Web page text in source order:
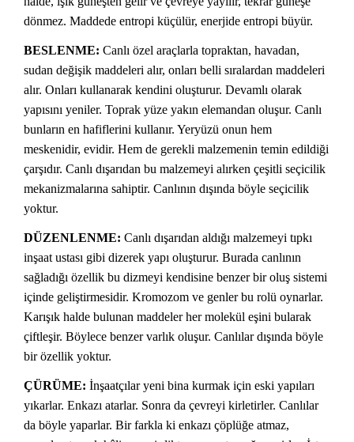
dönmez. Maddede entropi küçülür, enerjide entropi büyür.
BESLENME: Canlı özel araçlarla topraktan, havadan,
sudan değişik maddeleri alır, onları belli sıralardan maddeleri
alır. Onları kullanarak kendini oluşturur. Devamlı olarak
yapısını yeniler. Toprak yüze yakın elemandan oluşur. Canlı
bunların en hafiflerini kullanır. Yeryüzü onun hem
meskenidir, evidir. Hem de gerekli malzemenin temin edildiği
çarşıdır. Canlı dışarıdan bu malzemeyi alırken çeşitli seçicilik
mekanizmalarına sahiptir. Canlının dışında böyle seçicilik
yoktur.
DÜZENLENME: Canlı dışarıdan aldığı malzemeyi tıpkı
inşaat ustası gibi dizerek yapı oluşturur. Burada canlının
sağladığı özellik bu dizmeyi kendisine benzer bir oluş sistemi
içinde geliştirmesidir. Kromozom ve genler bu rolü oynarlar.
Karışık halde bulunan maddeler her molekül eşini bularak
çiftleşir. Böylece benzer varlık oluşur. Canlılar dışında böyle
bir özellik yoktur.
ÇÜRÜME: İnşaatçılar yeni bina kurmak için eski yapıları
yıkarlar. Enkazı atarlar. Sonra da çevreyi kirletirler. Canlılar
da böyle yaparlar. Bir farkla ki enkazı çöplüğe atmaz,